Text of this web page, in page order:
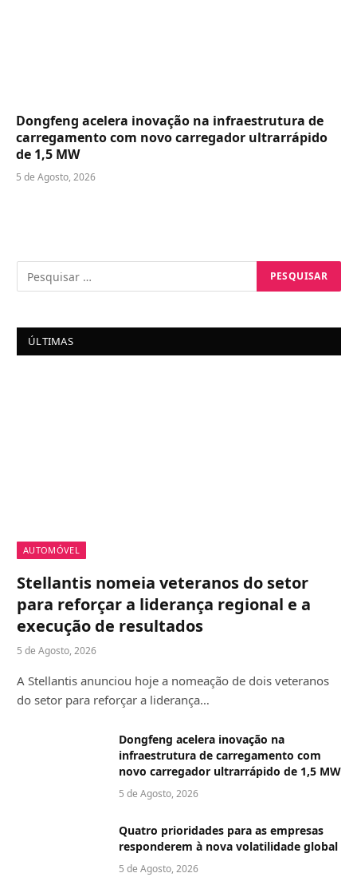
Dongfeng acelera inovação na infraestrutura de
carregamento com novo carregador ultrarrápido
de 1,5 MW
5 de Agosto, 2026
ÚLTIMAS
AUTOMÓVEL
Stellantis nomeia veteranos do setor
para reforçar a liderança regional e a
execução de resultados
5 de Agosto, 2026
A Stellantis anunciou hoje a nomeação de dois veteranos
do setor para reforçar a liderança…
Dongfeng acelera inovação na
infraestrutura de carregamento com
novo carregador ultrarrápido de 1,5 MW
5 de Agosto, 2026
Quatro prioridades para as empresas
responderem à nova volatilidade global
5 de Agosto, 2026